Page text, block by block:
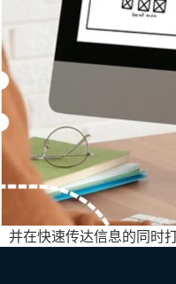
在快速传达信息的同时